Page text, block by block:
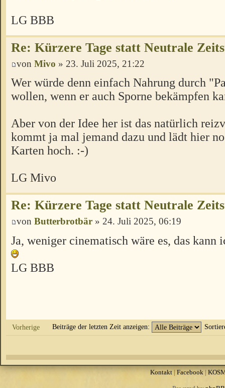
LG BBB
Re: Kürzere Tage statt Neutrale
von Mivo » 23. Juli 2025, 21:22
Wer würde denn einfach Nahrung durch
wollen, wenn er auch Sporne bekämpfen
Aber von der Idee her ist das natürlich
kommt ja mal jemand dazu und lädt hier
Karten hoch. :-)
LG Mivo
Re: Kürzere Tage statt Neutrale
von Butterbrotbär » 24. Juli 2025, 06:19
Ja, weniger cinematisch wäre es, das kann
LG BBB
Vorherige Beiträge der letzten Zeit anzeigen:
Kontakt| Facebook|